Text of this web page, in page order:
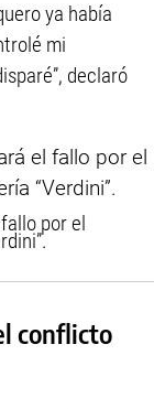
ya había
mi
declaró
por el
conflicto